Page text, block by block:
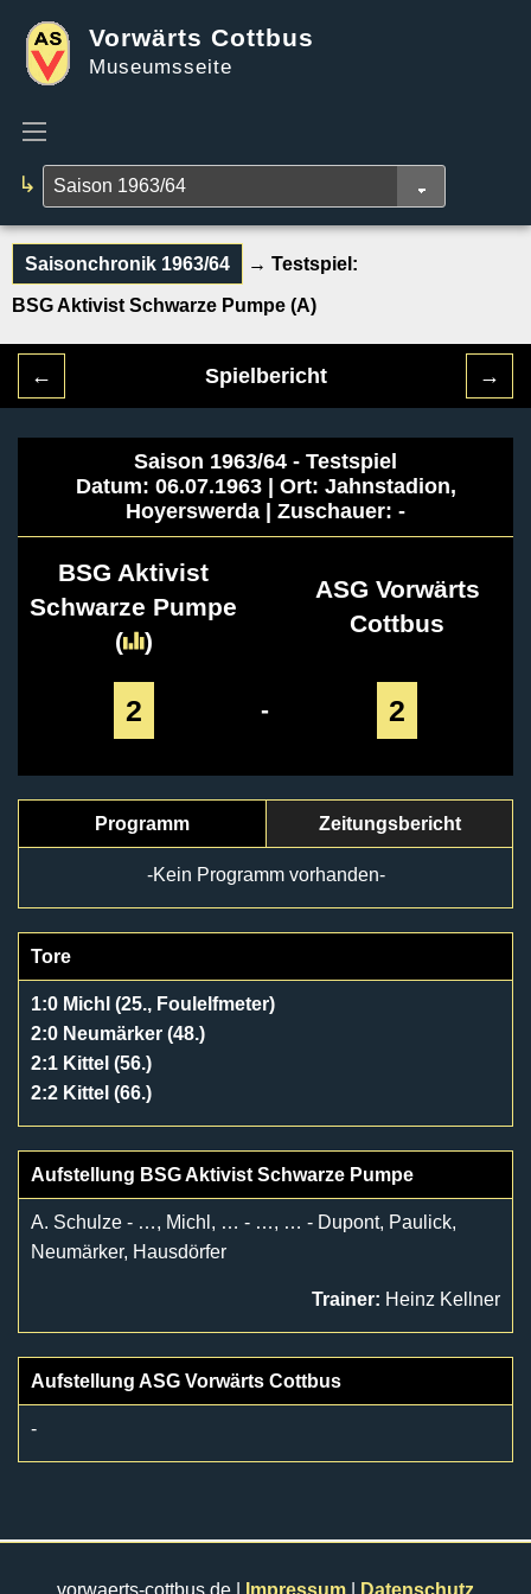
Vorwärts Cottbus
Museumsseite
↳
Saisonchronik 1963/64 → Testspiel:
BSG Aktivist Schwarze Pumpe (A)
← Spielbericht →
Saison 1963/64 - Testspiel
Datum: 06.07.1963 | Ort: Jahnstadion,
Hoyerswerda | Zuschauer: -
BSG Aktivist
Schwarze Pumpe
(
)
ASG Vorwärts
Cottbus
2 - 2
Programm Zeitungsbericht
-Kein Programm vorhanden-
Tore
1:0 Michl (25., Foulelfmeter)
2:0 Neumärker (48.)
2:1 Kittel (56.)
2:2 Kittel (66.)
Aufstellung BSG Aktivist Schwarze Pumpe
A. Schulze - …, Michl, … - …, … - Dupont, Paulick,
Neumärker, Hausdörfer
Trainer: Heinz Kellner
Aufstellung ASG Vorwärts Cottbus
-
vorwaerts-cottbus.de | Impressum Datenschutz